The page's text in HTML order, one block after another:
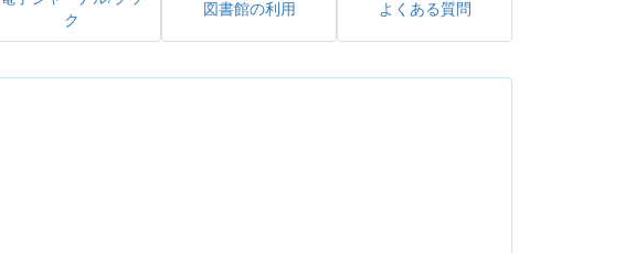
ク
図書館の利用 よくある質問